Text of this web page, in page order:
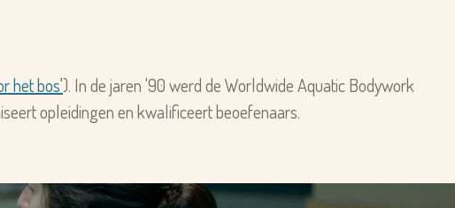
het bos'). In de jaren '90 werd de Worldwide Aquatic Bodywork
opleidingen en kwalificeert beoefenaars.